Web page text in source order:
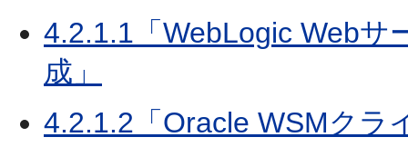
4.2.1.1「WebLogic Webサ
成」
4.2.1.2「Oracle WSMクラ